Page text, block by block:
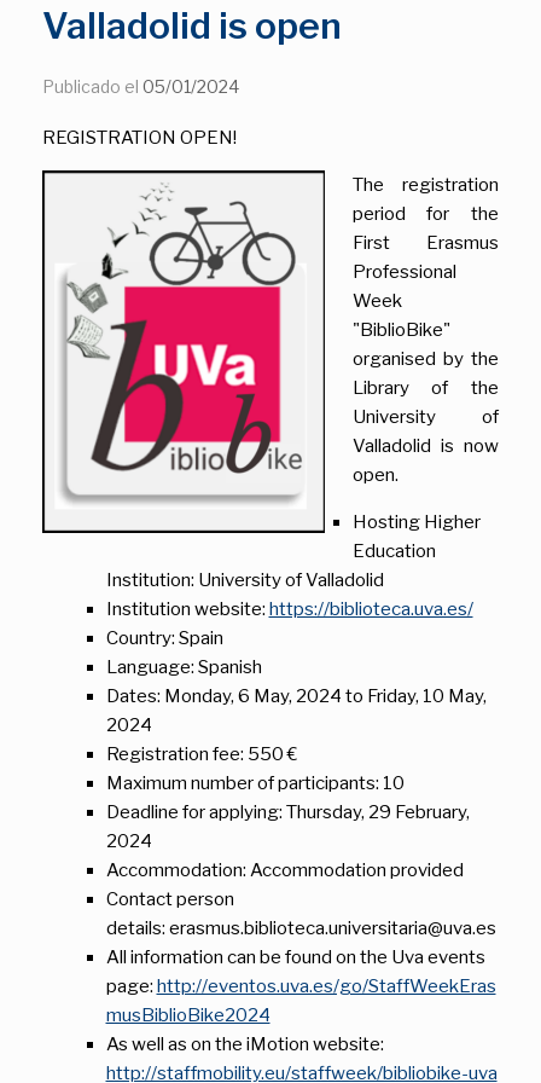
Valladolid is open
Publicado el 05/01/2024
REGISTRATION OPEN!
The registration
period for the
First Erasmus
Professional
Week
"BiblioBike"
organised by the
Library of the
University of
Valladolid is now
open.
Hosting Higher
Education
Institution: University of Valladolid
Institution website: https://biblioteca.uva.es/
Country: Spain
Language: Spanish
Dates: Monday, 6 May, 2024 to Friday, 10 May,
2024
Registration fee: 550 €
Maximum number of participants: 10
Deadline for applying: Thursday, 29 February,
2024
Accommodation: Accommodation provided
Contact person
details: erasmus.biblioteca.universitaria@uva.es
All information can be found on the Uva events
page: http://eventos.uva.es/go/StaffWeekEras
musBiblioBike2024
As well as on the iMotion website:
http://staffmobility.eu/staffweek/bibliobike-uva